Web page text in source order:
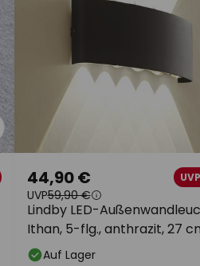
Lindby LED-
Ithan, 5-flg., anthrazit, 27
44,90 €
UVP59,90 €
Auf Lager